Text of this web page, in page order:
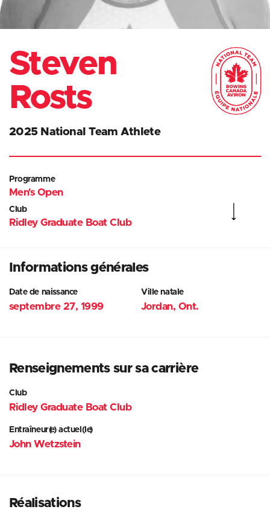
Steven
Rosts
2025 National Team Athlete
Programme
Men's Open
Club
Ridley Graduate Boat Club
Informations générales
Date de naissance
septembre 27, 1999
Ville natale
Jordan, Ont.
Renseignements sur sa carrière
Club
Ridley Graduate Boat Club
Entraîneur(e) actuel(le)
John Wetzstein
Réalisations